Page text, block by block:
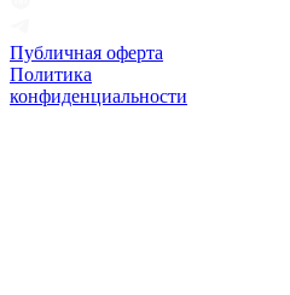
Публичная оферта
Политика
конфиденциальности